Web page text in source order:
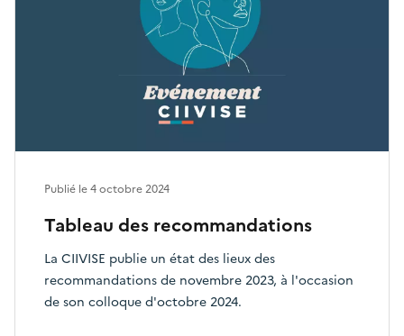
Tableau des recommandations
La CIIVISE publie un état des lieux des
recommandations de novembre 2023, à l'occasion
de son colloque d'octobre 2024.
Publié le4 octobre 2024